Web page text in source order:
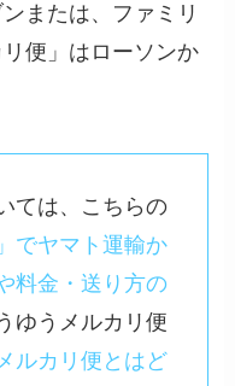
または、ファミリ
便」はローソンか
ては、こちらの
でヤマト運輸か
料金・送り方の
ゆうメルカリ便
ルカリ便とはど